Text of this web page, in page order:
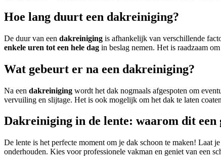
Hoe lang duurt een dakreiniging?
De duur van een dakreiniging is afhankelijk van verschillende
enkele uren tot een hele dag in beslag nemen. Het is raadzaam
Wat gebeurt er na een dakreiniging?
Na een dakreiniging wordt het dak nogmaals afgespoten om
vervuiling en slijtage. Het is ook mogelijk om het dak te laten
Dakreiniging in de lente: waarom dit een
De lente is het perfecte moment om je dak schoon te maken! Laat je
onderhouden. Kies voor professionele vakman en geniet van een